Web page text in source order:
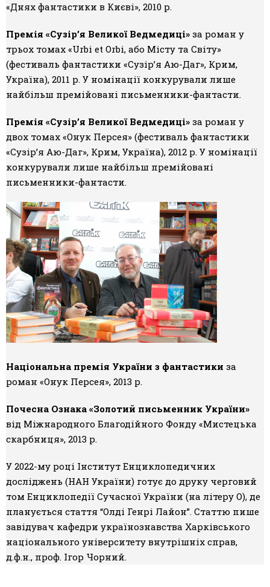
«Днях фантастики в Києві», 2010 р.
Премія «Сузір’я Великої Ведмедиці» за роман у
трьох томах «Urbi et Orbi, або Місту та Світу»
(фестиваль фантастики «Сузір’я Аю-Даг», Крим,
Україна), 2011 р. У номінації конкурували лише
найбільш премійовані письменники-фантасти.
Премія «Сузір’я Великої Ведмедиці» за роман у
двох томах «Онук Персея» (фестиваль фантастики
«Сузір’я Аю-Даг», Крим, Україна), 2012 р. У номінації
конкурували лише найбільш премійовані
письменники-фантасти.
Національна премія України з фантастики за
роман «Онук Персея», 2013 р.
Почесна Ознака «Золотий письменник України»
від Міжнародного Благодійного Фонду «Мистецька
скарбниця», 2013 р.
У 2022-му році Інститут Енциклопедичних
досліджень (НАН України) готує до друку черговий
том Енциклопедії Сучасної України (на літеру О), де
планується стаття “Олді Генрі Лайон”. Статтю пише
завідувач кафедри українознавства Харківського
національного університету внутрішніх справ,
д.ф.н., проф. Ігор Чорний.